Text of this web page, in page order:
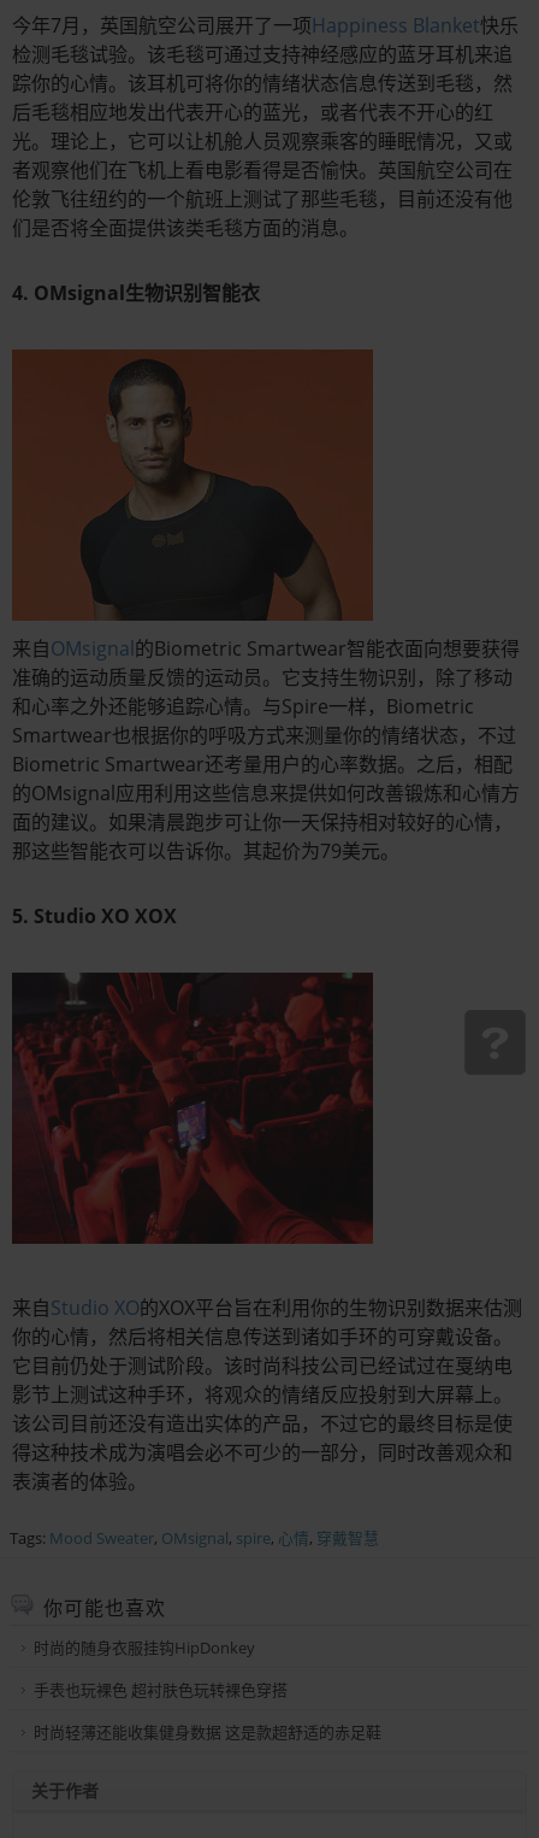
今年7月，英国航空公司展开了一项Happiness Blanket快乐
检测毛毯试验。该毛毯可通过支持神经感应的蓝牙耳机来追
踪你的心情。该耳机可将你的情绪状态信息传送到毛毯，然
后毛毯相应地发出代表开心的蓝光，或者代表不开心的红
光。理论上，它可以让机舱人员观察乘客的睡眠情况，又或
者观察他们在飞机上看电影看得是否愉快。英国航空公司在
伦敦飞往纽约的一个航班上测试了那些毛毯，目前还没有他
们是否将全面提供该类毛毯方面的消息。
4. OMsignal生物识别智能衣
来自OMsignal的Biometric Smartwear智能衣面向想要获得
准确的运动质量反馈的运动员。它支持生物识别，除了移动
和心率之外还能够追踪心情。与Spire一样，Biometric
Smartwear也根据你的呼吸方式来测量你的情绪状态，不过
Biometric Smartwear还考量用户的心率数据。之后，相配
的OMsignal应用利用这些信息来提供如何改善锻炼和心情方
面的建议。如果清晨跑步可让你一天保持相对较好的心情，
那这些智能衣可以告诉你。其起价为79美元。
5. Studio XO XOX
来自Studio XO的XOX平台旨在利用你的生物识别数据来估测
你的心情，然后将相关信息传送到诸如手环的可穿戴设备。
它目前仍处于测试阶段。该时尚科技公司已经试过在戛纳电
影节上测试这种手环，将观众的情绪反应投射到大屏幕上。
该公司目前还没有造出实体的产品，不过它的最终目标是使
得这种技术成为演唱会必不可少的一部分，同时改善观众和
表演者的体验。
Tags: Mood Sweater, OMsignal, spire, 心情, 穿戴智慧
你可能也喜欢
时尚的随身衣服挂钩HipDonkey
手表也玩裸色 超衬肤色玩转裸色穿搭
时尚轻薄还能收集健身数据 这是款超舒适的赤足鞋
关于作者